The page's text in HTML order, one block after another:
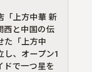
「上方中華 新
西と中国の伝
た「上方中
し、オープン1
ドで一つ星を